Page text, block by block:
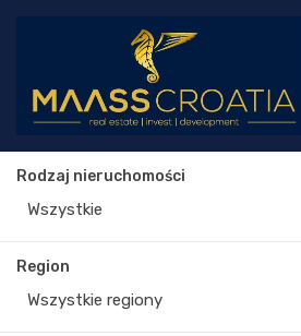
Rodzaj nieruchomości
Wszystkie
Region
Wszystkie regiony